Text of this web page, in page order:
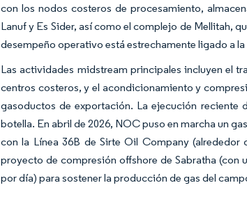
con los nodos costeros de procesamiento,
Lanuf y Es Sider, así como el complejo de Mellitah,
desempeño operativo está estrechamente ligado a
Las actividades midstream principales incluyen el
centros costeros, y el acondicionamiento y
gasoductos de exportación. La ejecución reciente
botella. En abril de 2026, NOC puso en marcha un
con la Línea 36B de Sirte Oil Company
proyecto de compresión offshore de Sabratha (con
por día) para sostener la producción de gas del